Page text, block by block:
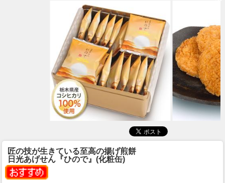
匠の技が生きている至高の揚げ煎餅
日光あげせん『ひので』(化粧缶)